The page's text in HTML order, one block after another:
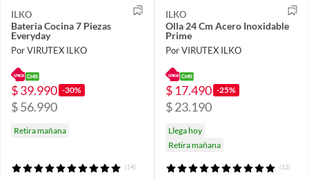
ILKO
Bateria Cocina 7 Piezas
Everyday
Por VIRUTEX ILKO
$ 39.990 -30%
$ 56.990
Retira mañana
(14)
ILKO
Olla 24 Cm Acero Inoxidable
Prime
Por VIRUTEX ILKO
$ 17.490 -25%
$ 23.190
Llega hoy
Retira mañana
(12)